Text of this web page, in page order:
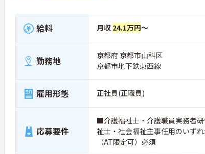
給料 月収 24.1万円～
勤務地
京都府 京都市山科区
京都市地下鉄東西線
雇用形態 正社員(正職員)
応募要件
■介護福祉士・介護職員実務者
祉士・社会福祉主事任用のいず
（AT限定可）必須